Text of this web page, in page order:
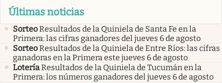
Últimas noticias
SorteoResultados de la Quiniela de Santa Fe en la
Primera: las cifras ganadores del jueves 6 de agosto
SorteoResultados de la Quiniela de Entre Ríos: las cifras
ganadoras en la Primera este jueves 6 de agosto
LoteríaResultados de la Quiniela de Tucumán en la
Primera: los números ganadores del jueves 6 de agosto